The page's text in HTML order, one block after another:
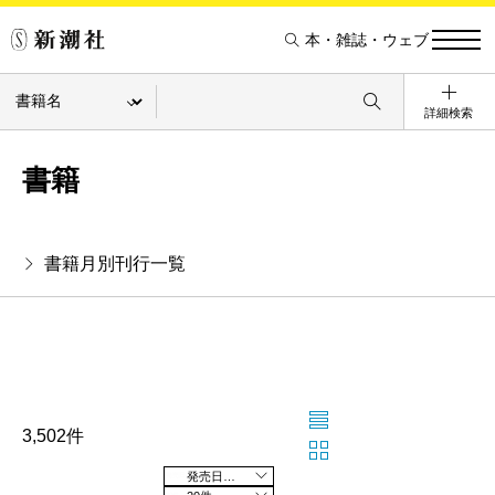
本・雑誌・ウェブ
詳細検索
書籍
書籍月別刊行一覧
3,502件